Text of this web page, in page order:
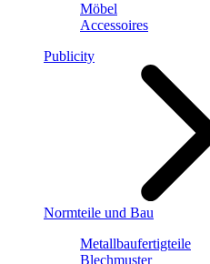
Möbel
Accessoires
Publicity
Normteile und Bau
Metallbaufertigteile
Blechmuster